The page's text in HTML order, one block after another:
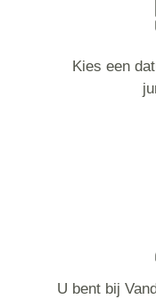
Kies een
U bent bij